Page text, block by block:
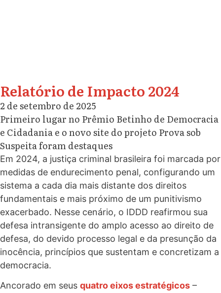
Relatório de Impacto 2024
2 de setembro de 2025
Primeiro lugar no Prêmio Betinho de Democracia
e Cidadania e o novo site do projeto Prova sob
Suspeita foram destaques
Em 2024, a justiça criminal brasileira foi marcada por
medidas de endurecimento penal, configurando um
sistema a cada dia mais distante dos direitos
fundamentais e mais próximo de um punitivismo
exacerbado. Nesse cenário, o IDDD reafirmou sua
defesa intransigente do amplo acesso ao direito de
defesa, do devido processo legal e da presunção da
inocência, princípios que sustentam e concretizam a
democracia.
Ancorado em seus quatro eixos estratégicos –